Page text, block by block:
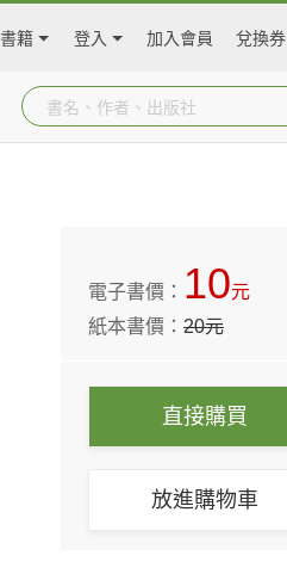
籍 登入 加入會員 兌換券
電子書價： 10元
紙本書價：20元
直接購買
放進購物車